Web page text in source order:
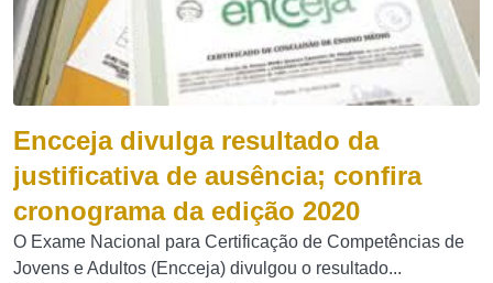
Encceja divulga resultado da
justificativa de ausência; confira
cronograma da edição 2020
O Exame Nacional para Certificação de Competências de
Jovens e Adultos (Encceja) divulgou o resultado...